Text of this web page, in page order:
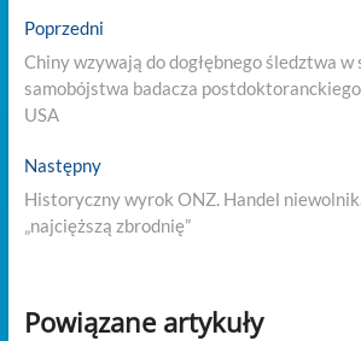
Nawigacja
wpisu
PoprzedniPrevious
post:
Chiny wzywają do dogłębnego śledztwa w
samobójstwa badacza
USA
NastępnyNext
Historyczny wyrok ONZ. Handel
„najcięższą zbrodnię”
Powiązane artykuły